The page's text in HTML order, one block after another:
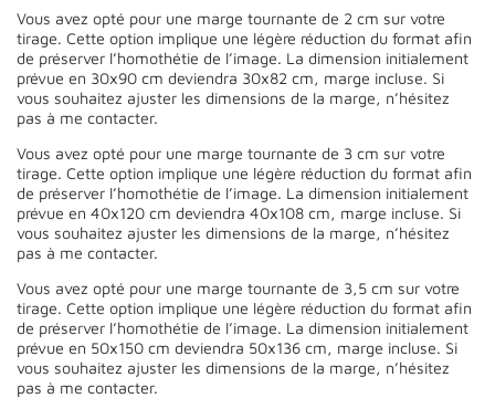
Vous avez opté pour une marge tournante de 2 cm sur votre
tirage. Cette option implique une légère réduction du format afin
de préserver l’homothétie de l’image. La dimension initialement
prévue en 30x90 cm deviendra 30x82 cm, marge incluse. Si
vous souhaitez ajuster les dimensions de la marge, n’hésitez
pas à me contacter.
Vous avez opté pour une marge tournante de 3 cm sur votre
tirage. Cette option implique une légère réduction du format afin
de préserver l’homothétie de l’image. La dimension initialement
prévue en 40x120 cm deviendra 40x108 cm, marge incluse. Si
vous souhaitez ajuster les dimensions de la marge, n’hésitez
pas à me contacter.
Vous avez opté pour une marge tournante de 3,5 cm sur votre
tirage. Cette option implique une légère réduction du format afin
de préserver l’homothétie de l’image. La dimension initialement
prévue en 50x150 cm deviendra 50x136 cm, marge incluse. Si
vous souhaitez ajuster les dimensions de la marge, n’hésitez
pas à me contacter.